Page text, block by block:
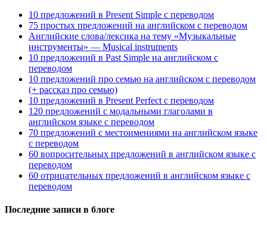
10 предложений в Present Simple с переводом
75 простых предложений на английском с переводом
Английские слова/лексика на тему «Музыкальные
инструменты» — Musical instruments
10 предложений в Past Simple на английском с
переводом
10 предложений про семью на английском с переводом
(+ рассказ про семью)
10 предложений в Present Perfect с переводом
120 предложений с модальными глаголами в
английском языке с переводом
70 предложений с местоимениями на английском языке
с переводом
60 вопросительных предложений в английском языке с
переводом
60 отрицательных предложений в английском языке с
переводом
Последние записи в блоге